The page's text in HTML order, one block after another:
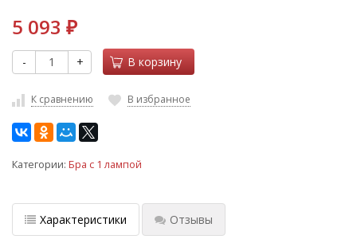
5 093 ₽
- + В корзину
К сравнению В избранное
Категории: Бра с 1 лампой
Характеристики Отзывы